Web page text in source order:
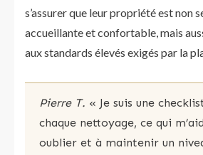
s’assurer que leur propriété est non
accueillante et confortable, mais
aux standards élevés exigés par la
Pierre T. « Je suis une
chaque nettoyage, ce qui
oublier et à maintenir un